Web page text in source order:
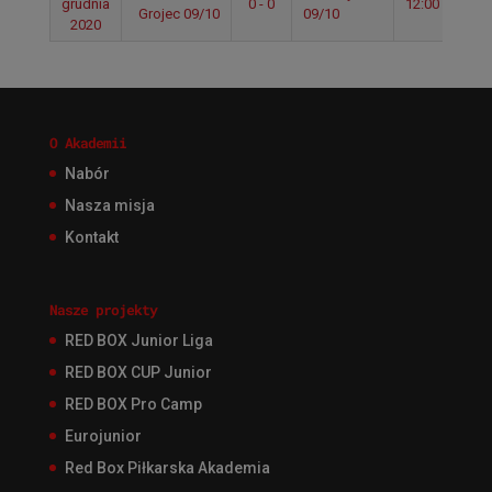
grudnia
2020
Grojec 09/10
0 - 0
09/10
12:00
O Akademii
Nabór
Nasza misja
Kontakt
Nasze projekty
RED BOX Junior Liga
RED BOX CUP Junior
RED BOX Pro Camp
Eurojunior
Red Box Piłkarska Akademia